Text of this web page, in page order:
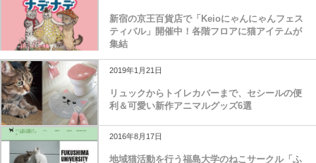
新宿の京王百貨店で「Keioにゃんにゃんフェス
ティバル」開催中！各階フロアに猫アイテムが
集結
2019年1月21日
リュックからトイレカバーまで、セシールの便
利＆可愛い新作アニマルグッズ6選
2016年8月17日
地域猫活動を行う福島大学のねこサークル「ふ